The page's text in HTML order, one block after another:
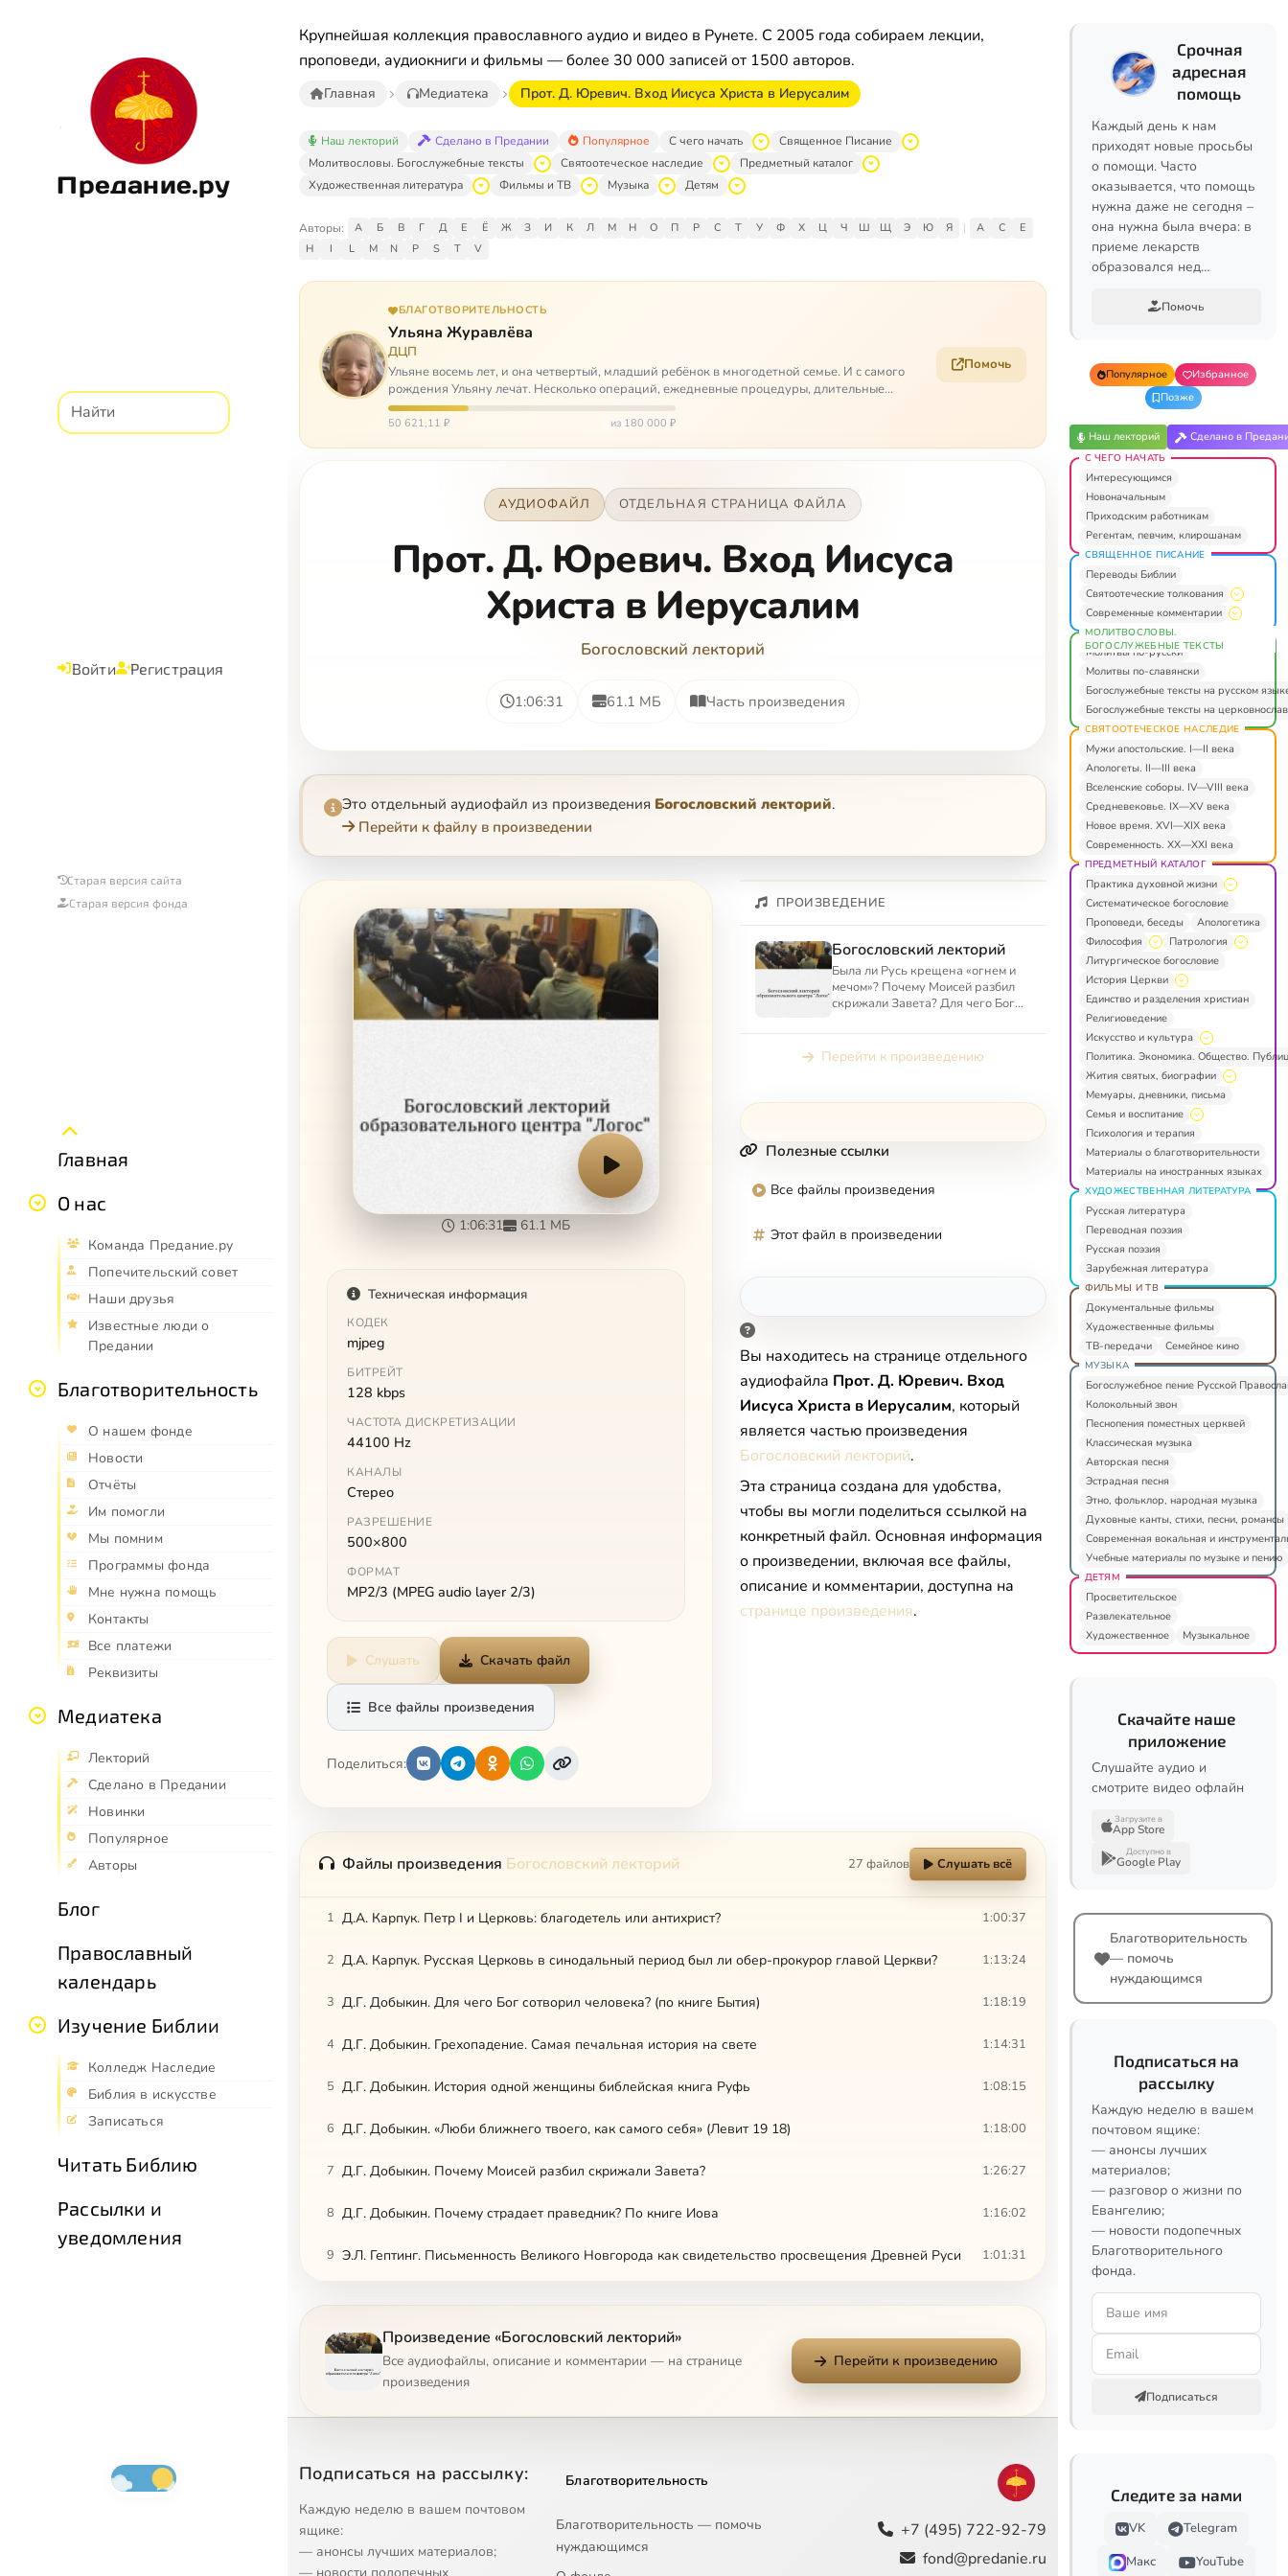
Предание.ру
Войти Регистрация
Старая версия сайта
Старая версия фонда
Главная
О нас
Команда Предание.ру
Попечительский совет
Наши друзья
Известные люди о
Предании
Благотворительность
О нашем фонде
Новости
Отчёты
Им помогли
Мы помним
Программы фонда
Мне нужна помощь
Контакты
Все платежи
Реквизиты
Медиатека
Лекторий
Сделано в Предании
Новинки
Популярное
Авторы
Блог
Православный
календарь
Изучение Библии
Колледж Наследие
Библия в искусстве
Записаться
Читать Библию
Рассылки и
уведомления
Крупнейшая коллекция православного аудио и видео в Рунете. С 2005 года собираем лекции,
проповеди, аудиокниги и фильмы — более 30 000 записей от 1500 авторов.
Главная Медиатека Прот. Д. Юревич. Вход Иисуса Христа в Иерусалим
Наш лекторий Сделано в Предании Популярное С чего начать
Священное Писание
Молитвословы. Богослужебные тексты
Святоотеческое наследие
Предметный каталог
Художественная литература
Фильмы и ТВ Музыка Детям
Авторы: А Б В Г Д Е Ё Ж З И К Л М Н О П Р С Т У Ф Х Ц Ч Ш Щ Э Ю Я | A C
E
H
I L M N P S T V
БЛАГОТВОРИТЕЛЬНОСТЬ
Ульяна Журавлёва
ДЦП
Ульяне восемь лет, и она четвертый, младший ребёнок в многодетной семье. И с самого
рождения Ульяну лечат. Несколько операций, ежедневные процедуры, длительные
реабилитации и беско…
50 621,11 ₽ из 180 000 ₽
Помочь
АУДИОФАЙЛ ОТДЕЛЬНАЯ СТРАНИЦА ФАЙЛА
Прот. Д. Юревич. Вход Иисуса
Христа в Иерусалим
Богословский лекторий
1:06:31 61.1 МБ Часть произведения
Это отдельный аудиофайл из произведения Богословский лекторий.
Перейти к файлу в произведении
1:06:31 61.1 МБ
Техническая информация
КОДЕК
mjpeg
БИТРЕЙТ
128 kbps
ЧАСТОТА ДИСКРЕТИЗАЦИИ
44100 Hz
КАНАЛЫ
Стерео
РАЗРЕШЕНИЕ
500×800
ФОРМАТ
MP2/3 (MPEG audio layer 2/3)
Слушать Скачать файл
Все файлы произведения
Поделиться:
ПРОИЗВЕДЕНИЕ
Богословский лекторий
Была ли Русь крещена «огнем и
мечом»? Почему Моисей разбил
скрижали Завета? Для чего Бог
Перейти к произведению
Полезные ссылки
Все файлы произведения
Этот файл в произведении
Вы находитесь на странице отдельного
аудиофайла Прот. Д. Юревич. Вход
Иисуса Христа в Иерусалим, который
является частью произведения
Богословский лекторий.
Эта страница создана для удобства,
чтобы вы могли поделиться ссылкой на
конкретный файл. Основная информация
о произведении, включая все файлы,
описание и комментарии, доступна на
странице произведения.
Файлы произведения Богословский лекторий 27 файлов Слушать всё
1 Д.А. Карпук. Петр I и Церковь: благодетель или антихрист? 1:00:37
2 Д.А. Карпук. Русская Церковь в синодальный период был ли обер-прокурор главой Церкви? 1:13:24
3 Д.Г. Добыкин. Для чего Бог сотворил человека? (по книге Бытия) 1:18:19
4 Д.Г. Добыкин. Грехопадение. Самая печальная история на свете 1:14:31
5 Д.Г. Добыкин. История одной женщины библейская книга Руфь 1:08:15
6 Д.Г. Добыкин. «Люби ближнего твоего, как самого себя» (Левит 19 18) 1:18:00
7 Д.Г. Добыкин. Почему Моисей разбил скрижали Завета? 1:26:27
8 Д.Г. Добыкин. Почему страдает праведник? По книге Иова 1:16:02
9 Э.Л. Гептинг. Письменность Великого Новгорода как свидетельство просвещения Древней Руси 1:01:31
11 М.В. Волкова. Христианское исскусство древней Руси 1:35:49
12 Прот. Д. Гольцев. Иерусалим от Давида до Христа библейская археология святого города 1:08:48
13 Прот. Д. Юревич. Церкви Апокалипсиса. Лекция 1 1:22:45
Прот. Д. Юревич. Крещение Иисуса Христа 1:10:21
15 Прот. Д. Юревич. Малый апокалипсис 1:32:44
16 Прот. Д. Юревич. Нагорная проповедь. Часть 1 1:24:21
Произведение «Богословский лекторий»
Все аудиофайлы, описание и комментарии — на странице
произведения
Перейти к произведению
Подписаться на рассылку:
Каждую неделю в вашем почтовом
ящике:
— анонсы лучших материалов;
Благотворительность
Благотворительность — помочь
нуждающимся
+7 (495) 722-92-79
fond@predanie.ru
Срочная
адресная
помощь
Каждый день к нам
приходят новые просьбы
о помощи. Часто
оказывается, что помощь
нужна даже не сегодня –
она нужна была вчера: в
приеме лекарств
образовался нед…
Помочь
Популярное
Избранное
Позже
Наш лекторий Сделано в
С ЧЕГО НАЧАТЬ
Интересующимся
Новоначальным
Приходским работникам
Регентам, певчим, клирошанам
СВЯЩЕННОЕ ПИСАНИЕ
Переводы Библии
Святоотеческие толкования
Современные комментарии
МОЛИТВОСЛОВЫ.
БОГОСЛУЖЕБНЫЕ ТЕКСТЫ
Молитвы по-русски
Молитвы по-славянски
Богослужебные тексты на русском
Богослужебные тексты на
СВЯТООТЕЧЕСКОЕ НАСЛЕДИЕ
Мужи апостольские. I—II века
Апологеты. II—III века
Вселенские соборы. IV—VIII века
Средневековье. IX—XV века
Новое время. XVI—XIX века
Современность. XX—XXI века
ПРЕДМЕТНЫЙ КАТАЛОГ
Практика духовной жизни
Систематическое богословие
Проповеди, беседы
Апологетика
Философия
Патрология
Литургическое богословие
История Церкви
Единство и разделения христиан
Религиоведение
Искусство и культура
Политика. Экономика. Общество.
Жития святых, биографии
Мемуары, дневники, письма
Семья и воспитание
Психология и терапия
Материалы о благотворительности
Материалы на иностранных языках
ХУДОЖЕСТВЕННАЯ ЛИТЕРАТУРА
Русская литература
Переводная поэзия
Русская поэзия
Зарубежная литература
ФИЛЬМЫ И ТВ
Документальные фильмы
Художественные фильмы
ТВ-передачи
Семейное кино
МУЗЫКА
Богослужебное пение Русской
Колокольный звон
Песнопения поместных церквей
Классическая музыка
Авторская песня
Эстрадная песня
Этно, фольклор, народная музыка
Духовные канты, стихи, песни, романсы
Современная вокальная и
Учебные материалы по музыке и пению
ДЕТЯМ
Просветительское
Развлекательное
Художественное
Музыкальное
Скачайте наше
приложение
Слушайте аудио и
смотрите видео офлайн
Загрузите в
App Store
Доступно в
Google Play
Благотворительность
— помочь
нуждающимся
Подписаться на
рассылку
Каждую неделю в вашем
почтовом ящике:
— анонсы лучших
материалов;
— разговор о жизни по
Евангелию;
— новости подопечных
Благотворительного
фонда.
Подписаться
Следите за нами
VK
Telegram
Макс
YouTube